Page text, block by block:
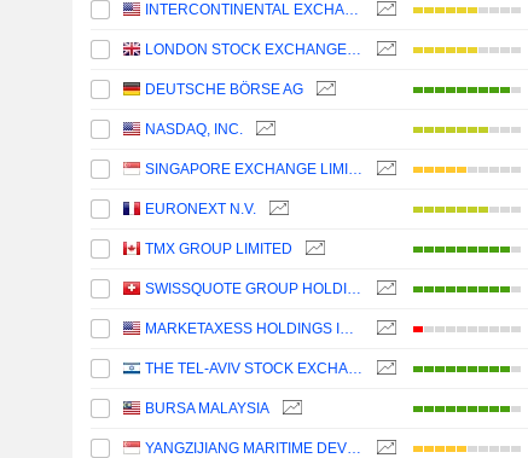
INTERCONTINENTAL EXCHANGE, INC.
LONDON STOCK EXCHANGE GROUP PLC
DEUTSCHE BÖRSE AG
NASDAQ, INC.
SINGAPORE EXCHANGE LIMITED
EURONEXT N.V.
TMX GROUP LIMITED
SWISSQUOTE GROUP HOLDING SA
MARKETAXESS HOLDINGS INC.
THE TEL-AVIV STOCK EXCHANGE LTD.
BURSA MALAYSIA
YANGZIJIANG MARITIME DEVELOPMENT LTD.